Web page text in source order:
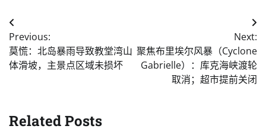
Post
navigation
Previous:
莫慌：北岛暴雨导致教堂湾山
体滑坡，主景点区域未损坏
Next:
聚焦布里埃尔风暴（Cyclone
Gabrielle）：库克海峡渡轮
取消；超市提前关闭
Related Posts